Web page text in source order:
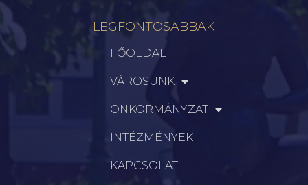
LEGFONTOSABBAK
FŐOLDAL
VÁROSUNK
ÖNKORMÁNYZAT
INTÉZMÉNYEK
KAPCSOLAT